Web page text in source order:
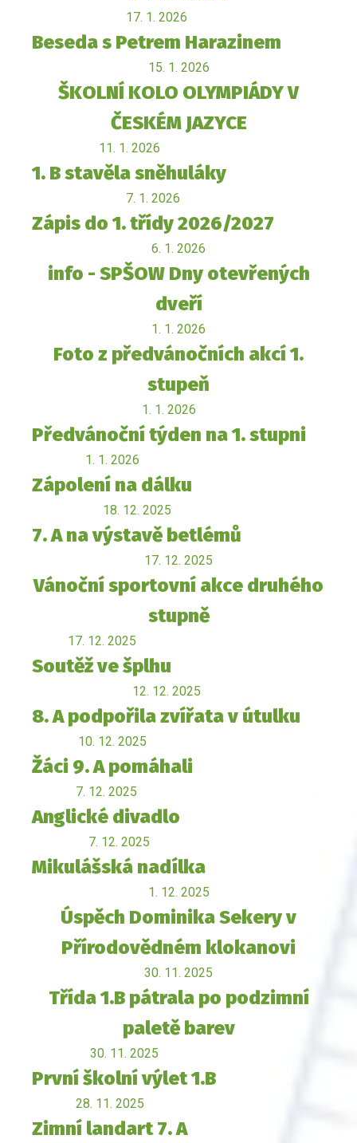
17. 1. 2026
Beseda s Petrem Harazinem
15. 1. 2026
ŠKOLNÍ KOLO OLYMPIÁDY V
ČESKÉM JAZYCE
11. 1. 2026
1. B stavěla sněhuláky
7. 1. 2026
Zápis do 1. třídy 2026/2027
6. 1. 2026
info - SPŠOW Dny otevřených
dveří
1. 1. 2026
Foto z předvánočních akcí 1.
stupeň
1. 1. 2026
Předvánoční týden na 1. stupni
1. 1. 2026
Zápolení na dálku
18. 12. 2025
7. A na výstavě betlémů
17. 12. 2025
Vánoční sportovní akce druhého
stupně
17. 12. 2025
Soutěž ve šplhu
12. 12. 2025
8. A podpořila zvířata v útulku
10. 12. 2025
Žáci 9. A pomáhali
7. 12. 2025
Anglické divadlo
7. 12. 2025
Mikulášská nadílka
1. 12. 2025
Úspěch Dominika Sekery v
Přírodovědném klokanovi
30. 11. 2025
Třída 1.B pátrala po podzimní
paletě barev
30. 11. 2025
První školní výlet 1.B
28. 11. 2025
Zimní landart 7. A